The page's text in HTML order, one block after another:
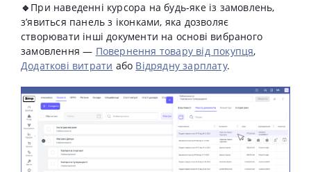
🔹 При наведенні курсора на будь-яке із замовлень,
з’явиться панель з іконками, яка дозволяє
створювати інші документи на основі вибраного
замовлення — Повернення товару від покупця,
Додаткові витрати або Відрядну зарплату.